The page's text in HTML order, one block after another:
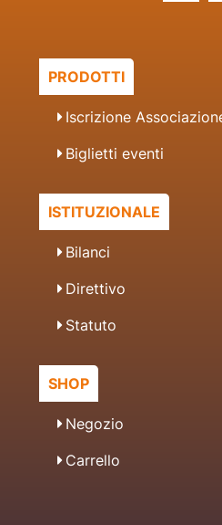
PRODOTTI
Iscrizione
Biglietti eventi
ISTITUZIONALE
Bilanci
Direttivo
Statuto
SHOP
Negozio
Carrello